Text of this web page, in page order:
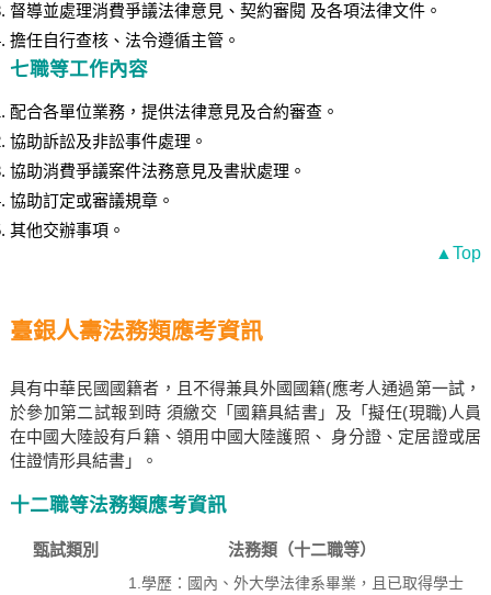
督導並處理消費爭議法律意見、契約審閱 及各項法律文件。
擔任自行查核、法令遵循主管。
七職等工作內容
配合各單位業務，提供法律意見及合約審查。
協助訴訟及非訟事件處理。
協助消費爭議案件法務意見及書狀處理。
協助訂定或審議規章。
其他交辦事項。
▲Top
臺銀人壽法務類應考資訊
具有中華民國國籍者，且不得兼具外國國籍(應考人通過第一試，
於參加第二試報到時 須繳交「國籍具結書」及「擬任(現職)人員
在中國大陸設有戶籍、領用中國大陸護照、 身分證、定居證或居
住證情形具結書」。
十二職等法務類應考資訊
甄試類別 法務類（十二職等）
1.學歷：國內、外大學法律系畢業，且已取得學士